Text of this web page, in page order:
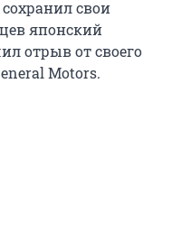
свои
японский
отрыв от своего
Motors.